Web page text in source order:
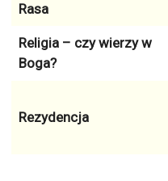
Rasa
Religia – czy wierzy w
Boga?
Rezydencja